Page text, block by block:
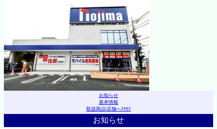
お知らせ
基本情報
取扱商品|店舗へｱｸｾｽ
お知らせ